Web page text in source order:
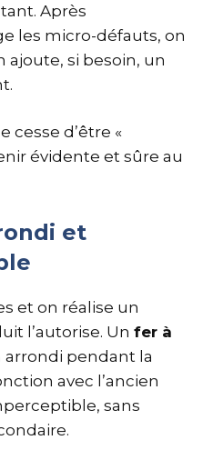
Après
les micro-défauts, on
ajoute, si besoin, un
cesse d’être «
évidente et sûre au
et
et on réalise un
l’autorise. Un fer à
pendant la
avec l’ancien
sans